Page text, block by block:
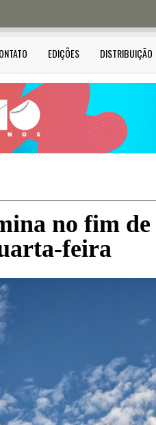
EDIÇÕES DISTRIBUIÇÃO
no fim de
feira